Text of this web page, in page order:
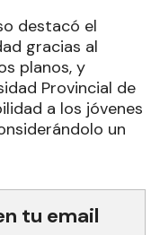
destacó el
gracias al
planos, y
Provincial de
a los jóvenes
un
tu email